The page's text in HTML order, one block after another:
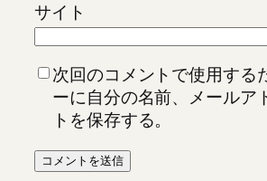
サイト
次回のコメントで使用する
ーに自分の名前、メールア
トを保存する。